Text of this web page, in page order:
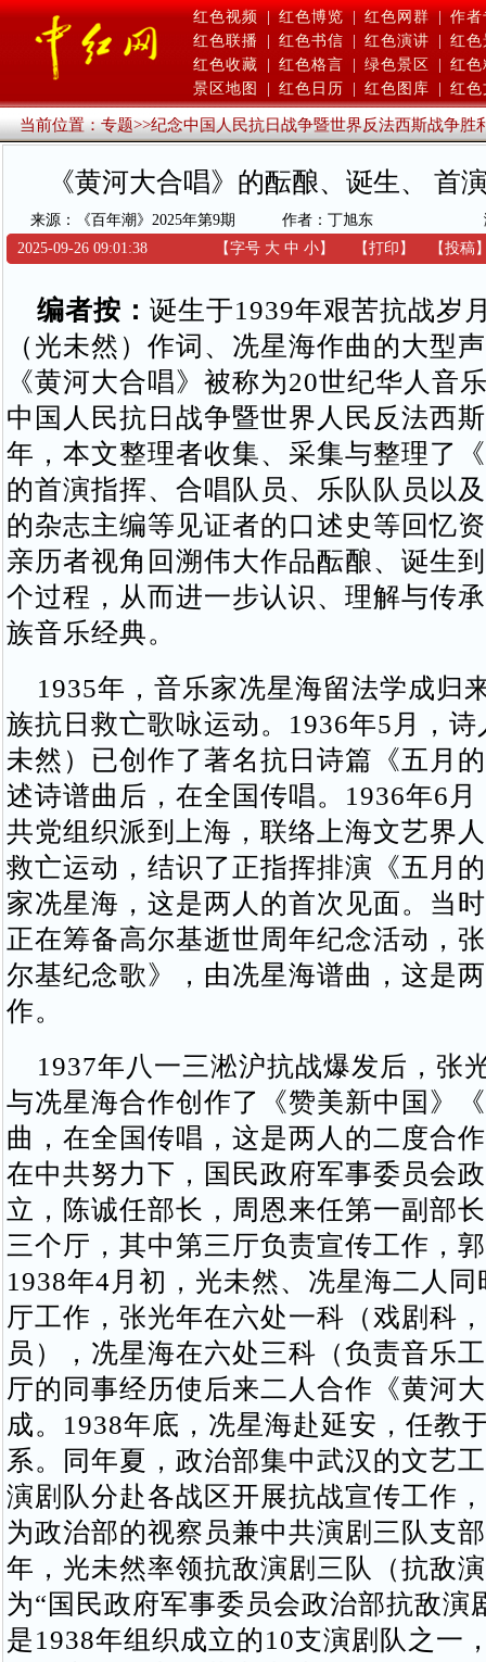
红色视频 | 红色博览 | 红色网群 | 作者
红色联播
红色书信 红色演讲
红色
红色收藏
红色格言 绿色景区
红色
景区地图
红色日历 红色图库 红色
当前位置：专题>>纪念中国人民抗日战争暨世界反法西斯战争胜
《黄河大合唱》的酝酿、诞生、 首
来源：《百年潮》2025年第9期 作者：丁旭东
2025-09-26 09:01:38
【字号 大 中 小】 【打印 】 【投稿
编者按： 诞生于1939年艰苦抗战岁
（光未然）作词、冼星海作曲的大型
《黄河大合唱》被称为20世纪华人音
中国人民抗日战争暨世界人民反法西
年，本文整理者收集、采集与整理了
的首演指挥、合唱队员、乐队队员以
的杂志主编等见证者的口述史等回忆
亲历者视角回溯伟大作品酝酿、诞生
个过程，从而进一步认识、理解与传
族音乐经典。
1935年，音乐家冼星海留法学成归
族抗日救亡歌咏运动。1936年5月，
未然）已创作了著名抗日诗篇《五月
述诗谱曲后，在全国传唱。1936年6
共党组织派到上海，联络上海文艺界
救亡运动，结识了正指挥排演《五月
家冼星海，这是两人的首次见面。当
正在筹备高尔基逝世周年纪念活动，
尔基纪念歌》，由冼星海谱曲，这是
作。
1937年八一三淞沪抗战爆发后，张
与冼星海合作创作了《赞美新中国》
曲，在全国传唱，这是两人的二度合
在中共努力下，国民政府军事委员会
立，陈诚任部长，周恩来任第一副部
三个厅，其中第三厅负责宣传工作，
1938年4月初，光未然、冼星海二人
厅工作，张光年在六处一科（戏剧科
员），冼星海在六处三科（负责音乐
厅的同事经历使后来二人合作《黄河
成。1938年底，冼星海赴延安，任教
系。同年夏，政治部集中武汉的文艺
演剧队分赴各战区开展抗战宣传工作
为政治部的视察员兼中共演剧三队支
年，光未然率领抗敌演剧三队（抗敌
为“国民政府军事委员会政治部抗敌演
是1938年组织成立的10支演剧队之一